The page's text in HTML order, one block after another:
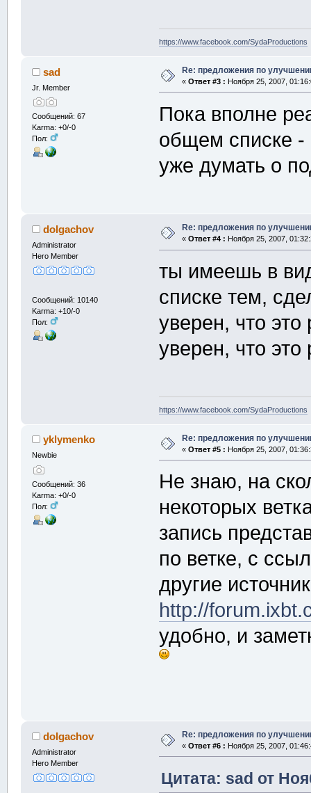
https://www.facebook.com/SydaProductions
sad
Jr. Member
Сообщений: 67
Karma: +0/-0
Пол:
Re: предложения по
« Ответ #3 : Ноября 25, 2007,
Пока вполне
общем списке -
уже думать о
dolgachov
Administrator
Hero Member
Сообщений: 10140
Karma: +10/-0
Пол:
Re: предложения по
« Ответ #4 : Ноября 25, 2007,
ты имеешь в
списке тем,
уверен, что
уверен, что это
https://www.facebook.com/SydaProductions
yklymenko
Newbie
Сообщений: 36
Karma: +0/-0
Пол:
Re: предложения по
« Ответ #5 : Ноября 25, 2007,
Не знаю, на
некоторых
запись
по ветке, с
другие
http://
удобно, и
dolgachov
Administrator
Hero Member
Re: предложения по
« Ответ #6 : Ноября 25, 2007,
Цитата: sad от